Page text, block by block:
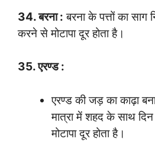
34. बरना : बरना के पत्तों का
करने से मोटापा दूर होता है।
35. एरण्ड :
एरण्ड की जड़ का काढ़ा
मात्रा में शहद के साथ
मोटापा दूर होता है।